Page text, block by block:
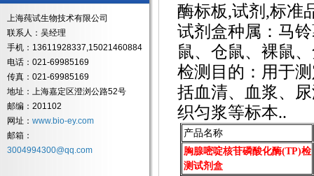
上海莼试生物技术有限公司
联系人：吴经理
手机：13611928337,15021460884
电话：021-69985169
传真：021-69985169
地址：上海嘉定区澄浏公路52号
邮编：201102
网址： www.bio-ey.com
邮箱：
3004994300@qq.com
酶标板,试剂,标准
试剂盒种属：马
鼠、仓鼠、裸鼠
检测目的：用于
括血清、血浆、
织匀浆等标本..
产品名称
胸腺嘧啶核苷磷酸化酶(TP)检
测试剂盒